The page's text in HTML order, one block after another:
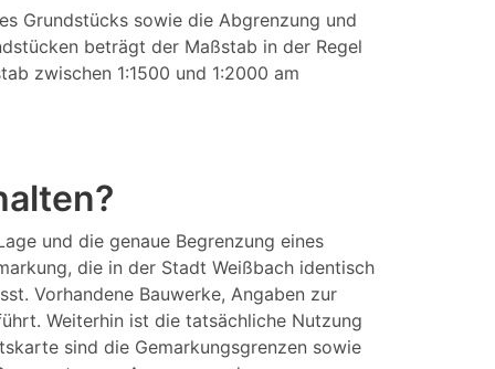
Grundstücks sowie die Abgrenzung und
beträgt der Maßstab in der Regel
zwischen 1:1500 und 1:2000 am
und die genaue Begrenzung eines
die in der Stadt Weißbach identisch
Vorhandene Bauwerke, Angaben zur
Weiterhin ist die tatsächliche Nutzung
sind die Gemarkungsgrenzen sowie